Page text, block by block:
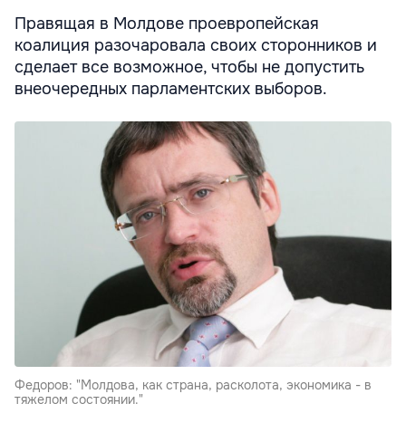
Правящая в Молдове проевропейская
коалиция разочаровала своих сторонников и
сделает все возможное, чтобы не допустить
внеочередных парламентских выборов.
Федоров: "Молдова, как страна, расколота, экономика - в
тяжелом состоянии."